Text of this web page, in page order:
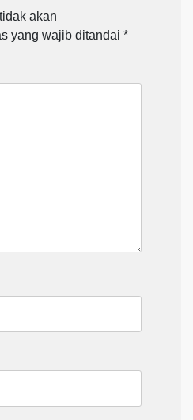
akan
yang wajib ditandai *